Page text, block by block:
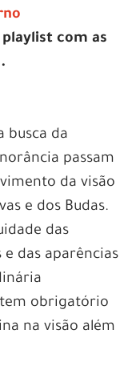
com as
busca da
passam
da visão
e dos Budas.
das
e das aparências
obrigatório
na visão além